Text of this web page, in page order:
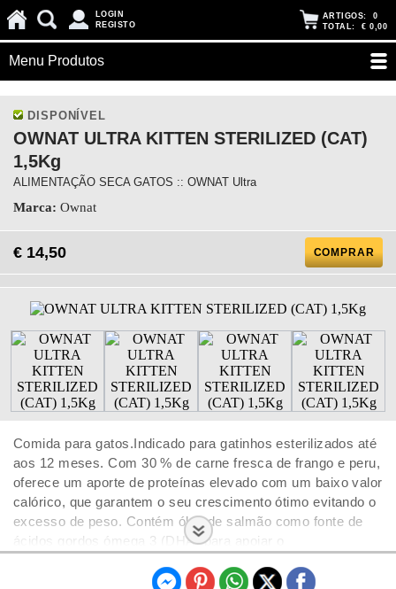
LOGIN
REGISTO
ARTIGOS: 0
TOTAL: € 0,00
Menu Produtos
DISPONÍVEL
OWNAT ULTRA KITTEN STERILIZED (CAT)
1,5Kg
ALIMENTAÇÃO SECA GATOS :: OWNAT Ultra
Marca: Ownat
€ 14,50 COMPRAR
Comida para gatos.Indicado para gatinhos esterilizados até
aos 12 meses. Com 30 % de carne fresca de frango e peru,
oferece um aporte de proteínas elevado com um baixo valor
calórico, que garantem o seu crescimento ótimo evitando o
excesso de peso. Contém óleo de salmão como fonte de
ácidos gordos ómega 3 (DHA) para apoiar o